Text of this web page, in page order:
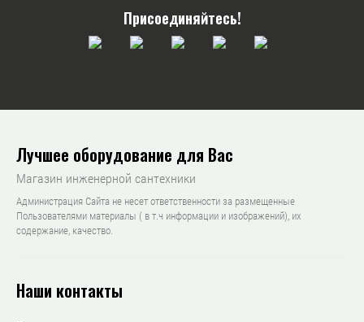
Присоединяйтесь!
Лучшее оборудование для Вас
Магазин инженерной сантехники
Администрация Сайта не несет ответственности за размещенные
Пользователями материалы ( в т.ч информации и изображений), их
содержание, качество.
Наши контакты